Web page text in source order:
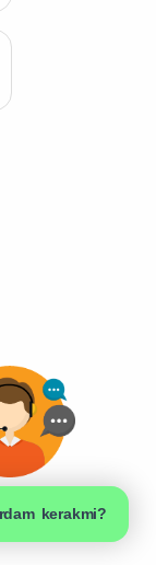
kerakmi?